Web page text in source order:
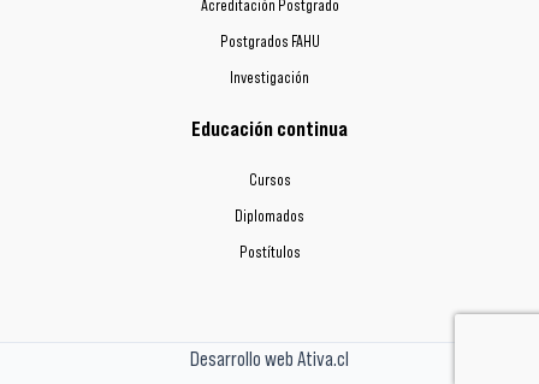
Acreditación Postgrado
Postgrados FAHU
Investigación
Educación continua
Cursos
Diplomados
Postítulos
Desarrollo web Ativa.cl